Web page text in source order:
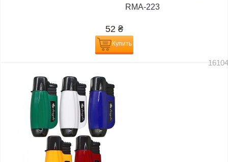
RMA-223
52 ₴
Купить